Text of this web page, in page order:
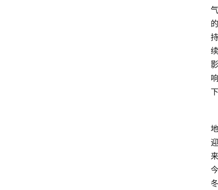
气
的
持
续
影
响
下
地
迎
来
今
冬